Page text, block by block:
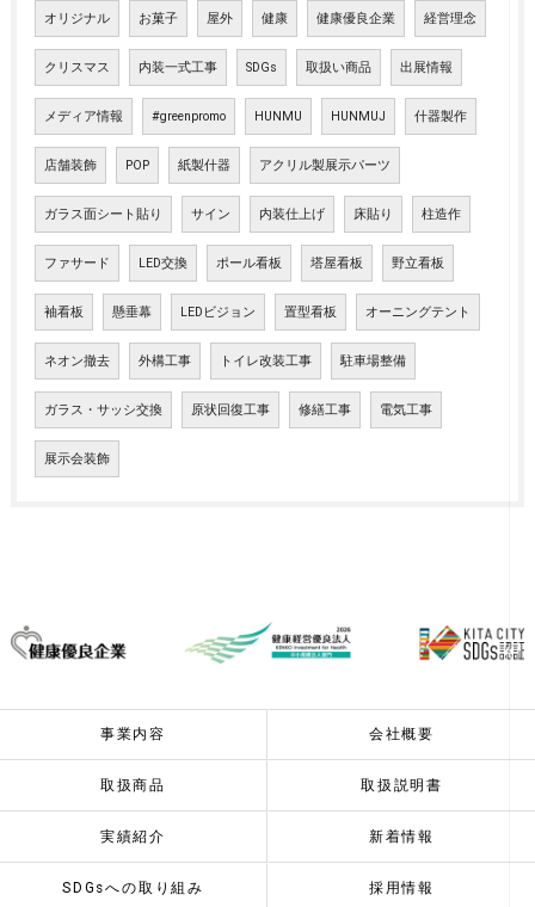
オリジナル お菓子 屋外 健康 健康優良企業 経営理念
クリスマス 内装一式工事 SDGs 取扱い商品 出展情報
メディア情報 #greenpromo HUNMU HUNMUJ 什器製作
店舗装飾 POP 紙製什器 アクリル製展示パーツ
ガラス面シート貼り サイン 内装仕上げ 床貼り 柱造作
ファサード LED交換 ポール看板 塔屋看板 野立看板
袖看板 懸垂幕 LEDビジョン 置型看板 オーニングテント
ネオン撤去 外構工事 トイレ改装工事 駐車場整備
ガラス・サッシ交換 原状回復工事 修繕工事 電気工事
展示会装飾
事業内容 会社概要
取扱商品 取扱説明書
実績紹介 新着情報
SDGsへの取り組み 採用情報